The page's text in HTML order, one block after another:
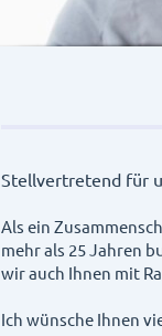
Stellvertretend für
Als ein
mehr als 25 Jahren
wir auch Ihnen mit
Ich wünsche Ihnen